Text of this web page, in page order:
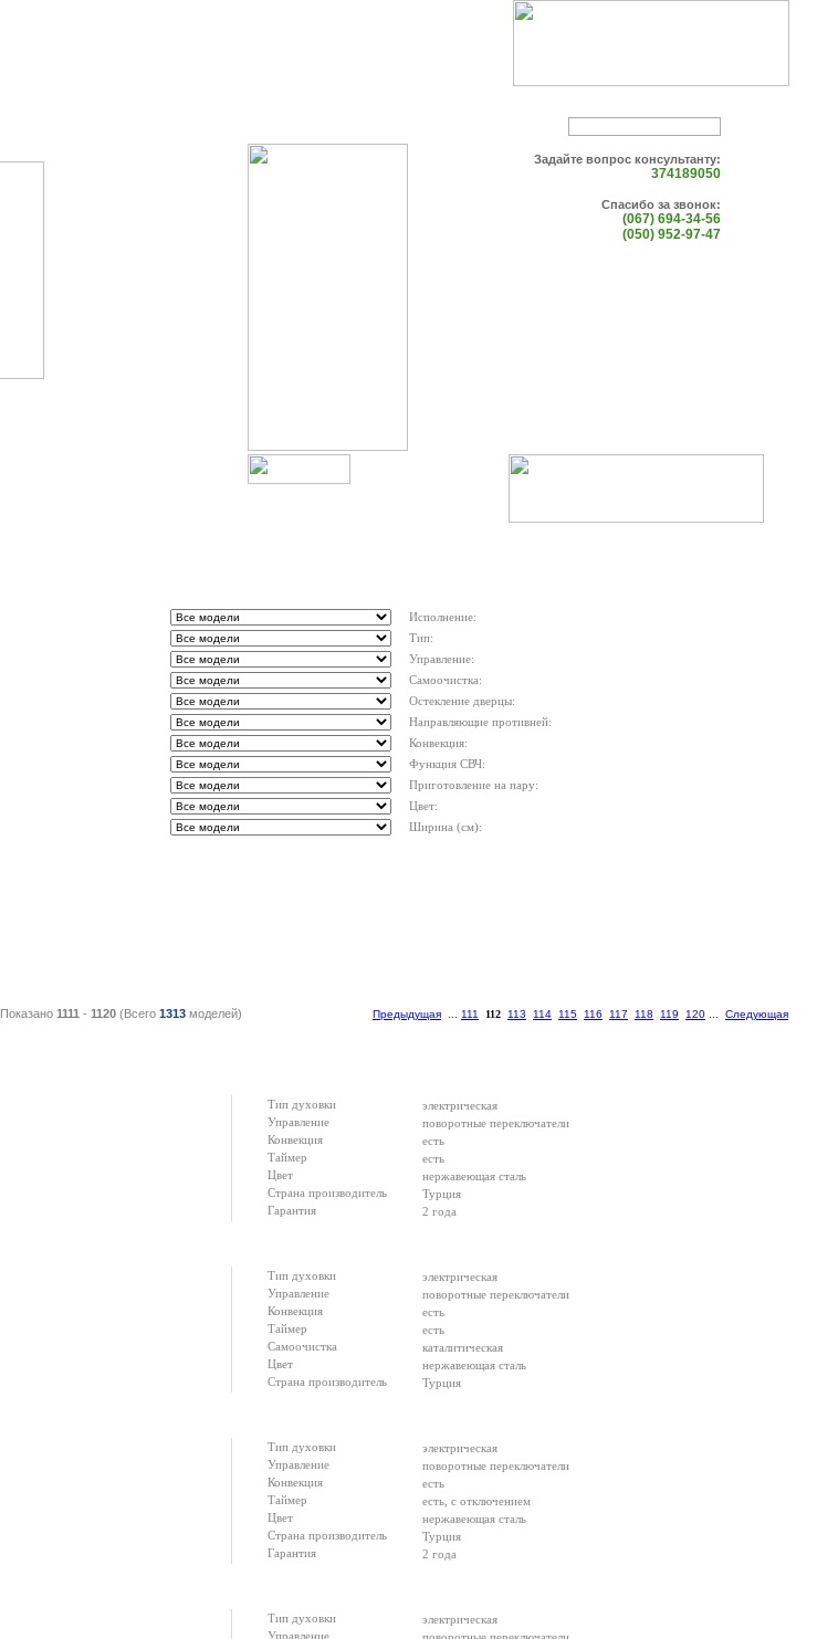
Задайте вопрос консультанту:
374189050
Спасибо за звонок:
(067) 694-34-56
(050) 952-97-47
Исполнение:
Тип:
Управление:
Самоочистка:
Остекление дверцы:
Направляющие противней:
Конвекция:
Функция СВЧ:
Приготовление на пару:
Цвет:
Ширина (см):
Показано 1111 - 1120(Всего 1313моделей) Предыдущая 111 112 113 114 115 116 117 118 119 120 Следующая
Тип духовки
электрическая
Управление
поворотные переключатели
Конвекция
есть
Таймер
есть
Цвет
нержавеющая сталь
Страна производитель
Турция
Гарантия
2 года
Тип духовки
электрическая
Управление
поворотные переключатели
Конвекция
есть
Таймер
есть
Самоочистка
каталитическая
Цвет
нержавеющая сталь
Страна производитель
Турция
Тип духовки
электрическая
Управление
поворотные переключатели
Конвекция
есть
Таймер
есть, с отключением
Цвет
нержавеющая сталь
Страна производитель
Турция
Гарантия
2 года
Тип духовки
электрическая
Управление